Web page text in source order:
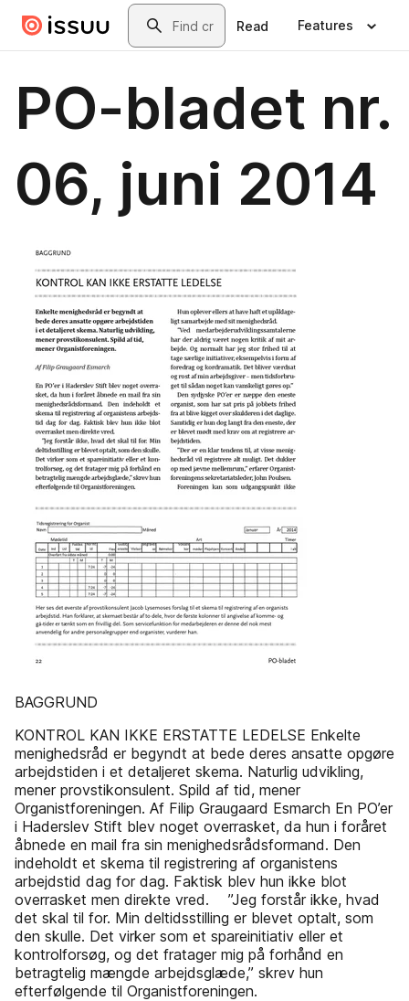
Skip to main contentSearch
Read Features
PO-bladet nr.
06, juni 2014
BAGGRUND
KONTROL KAN IKKE ERSTATTE LEDELSE Enkelte
menighedsråd er begyndt at bede deres ansatte opgøre
arbejdstiden i et detaljeret skema. Naturlig udvikling,
mener provstikonsulent. Spild af tid, mener
Organistforeningen. Af Filip Graugaard Esmarch En PO’er
i Haderslev Stift blev noget overrasket, da hun i foråret
åbnede en mail fra sin menighedsrådsformand. Den
indeholdt et skema til registrering af organistens
arbejdstid dag for dag. Faktisk blev hun ikke blot
overrasket men direkte vred. ”Jeg forstår ikke, hvad
det skal til for. Min deltidsstilling er blevet optalt, som
den skulle. Det virker som et spareinitiativ eller et
kontrolforsøg, og det fratager mig på forhånd en
betragtelig mængde arbejdsglæde,” skrev hun
efterfølgende til Organistforeningen.